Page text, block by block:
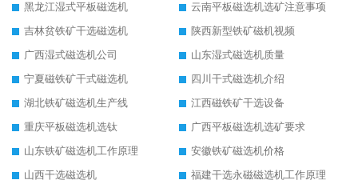
黑龙江湿式平板磁选机
云南平板磁选机选矿注意事项
吉林贫铁矿干选磁选机
陕西新型铁矿磁机视频
广西湿式磁选机公司
山东湿式磁选机质量
宁夏磁铁矿干式磁选机
四川干式磁选机介绍
湖北铁矿磁选机生产线
江西磁铁矿干选设备
重庆平板磁选机选钛
广西平板磁选机选矿要求
山东铁矿磁选机工作原理
安徽铁矿磁选机价格
山西干选磁选机
福建干选永磁磁选机工作原理